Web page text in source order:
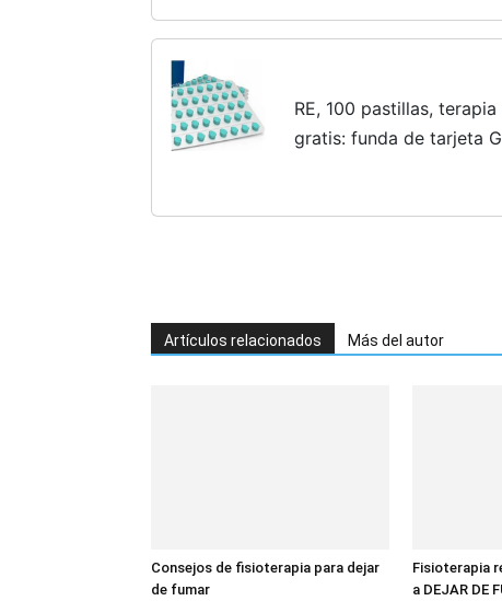
RE, 100 pastillas,
gratis: funda de tarjeta
Artículos relacionados Más del autor
Consejos de fisioterapia para dejar
de fumar
Fisioterapia
a DEJAR DE